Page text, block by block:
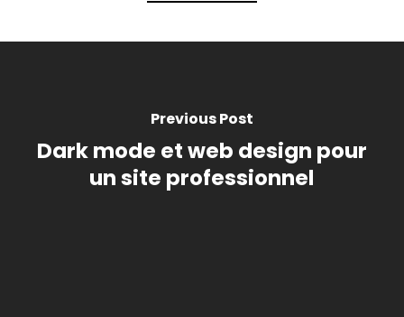
Previous Post
Dark mode et web design pour
un site professionnel